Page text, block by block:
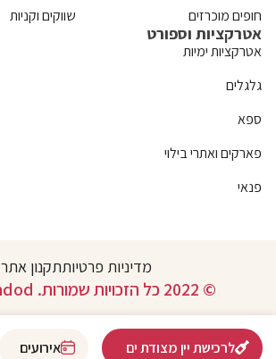
חופים מוכרזים
שווקים וקניות
אטרקציות וספורט
אטרקציות ימיות
גלגלים
ספא
פארקים ואתרי בילוי
פנאי
מדיניות פרטיותתקנון אתר
© 2022 כל הזכויות שמורות. visit.ashdod
לרכישת יין מצודת ים אירועים